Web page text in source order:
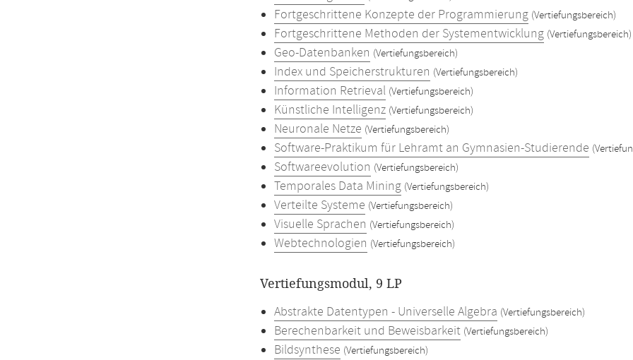
Fortgeschrittene Konzepte der Programmierung (Vertiefungsbereich)
Fortgeschrittene Methoden der Systementwicklung (Vertiefungsbereich)
Geo-Datenbanken (Vertiefungsbereich)
Index und Speicherstrukturen (Vertiefungsbereich)
Information Retrieval (Vertiefungsbereich)
Künstliche Intelligenz (Vertiefungsbereich)
Neuronale Netze (Vertiefungsbereich)
Software-Praktikum für Lehramt an Gymnasien-Studierende
Softwareevolution (Vertiefungsbereich)
Temporales Data Mining (Vertiefungsbereich)
Verteilte Systeme (Vertiefungsbereich)
Visuelle Sprachen (Vertiefungsbereich)
Webtechnologien (Vertiefungsbereich)
Vertiefungsmodul, 9 LP
Abstrakte Datentypen - Universelle Algebra (Vertiefungsbereich)
Berechenbarkeit und Beweisbarkeit (Vertiefungsbereich)
Bildsynthese (Vertiefungsbereich)